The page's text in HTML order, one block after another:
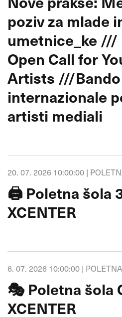
poziv za mlade
umetnice_ke
Open Call for
Artists ///Bando
internazionale
artisti mediali
20. 07. 2026 10:00:00 |
🖨️ Poletna šola
XCENTER
6. 07. 2026 10:00:00 |
🎭 Poletna šola
XCENTER